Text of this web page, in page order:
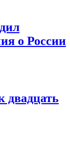
о России
двадцать